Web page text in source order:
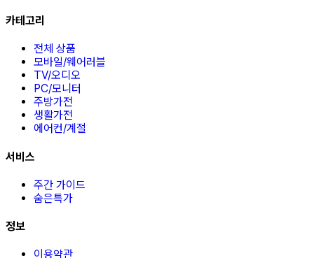
카테고리
전체 상품
모바일/웨어러블
TV/오디오
PC/모니터
주방가전
생활가전
에어컨/계절
서비스
주간 가이드
숨은특가
정보
이용약관